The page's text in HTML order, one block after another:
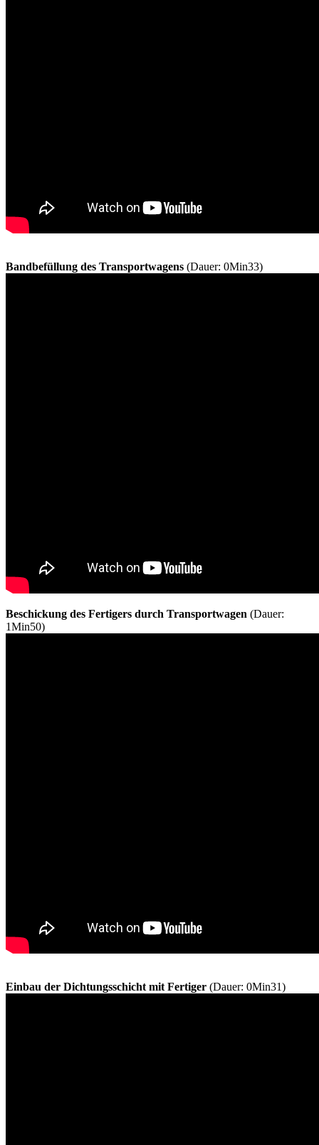
Bandbefüllung des Transportwagens (Dauer: 0Min33)
Beschickung des Fertigers durch Transportwagen (Dauer:
1Min50)
Einbau der Dichtungsschicht mit Fertiger (Dauer: 0Min31)